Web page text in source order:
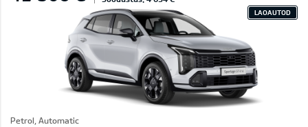
LAOAUTOD
Petrol, Automatic